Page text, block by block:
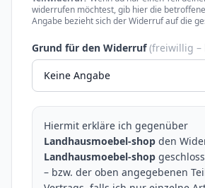
widerrufen möchtest, gib hier die
Angabe bezieht sich der Widerruf auf die
Grund für den Widerruf(freiwillig –
Hiermit erkläre ich gegenüber
Landhausmoebel-shop den
Landhausmoebel-shop
– bzw. der oben angegebenen